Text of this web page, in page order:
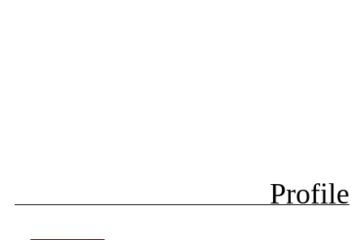
Profile